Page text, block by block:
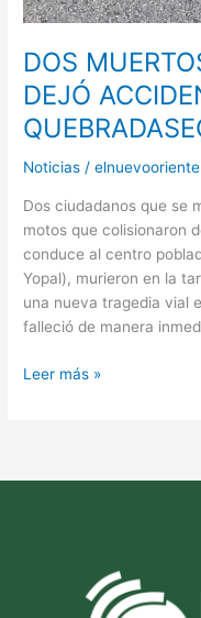
DOS
DEJÓ
Noticias /elnuevooriente
Dos ciudadanos que se
motos que colisionaron
conduce al centro
Yopal), murieron en la
una nueva tragedia vial
falleció de manera
Leer más »